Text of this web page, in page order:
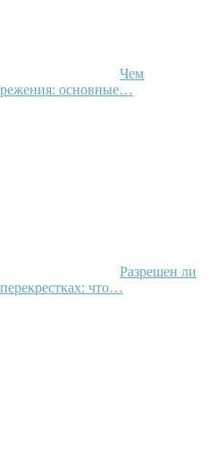
Чем
основные…
Разрешен ли
что…